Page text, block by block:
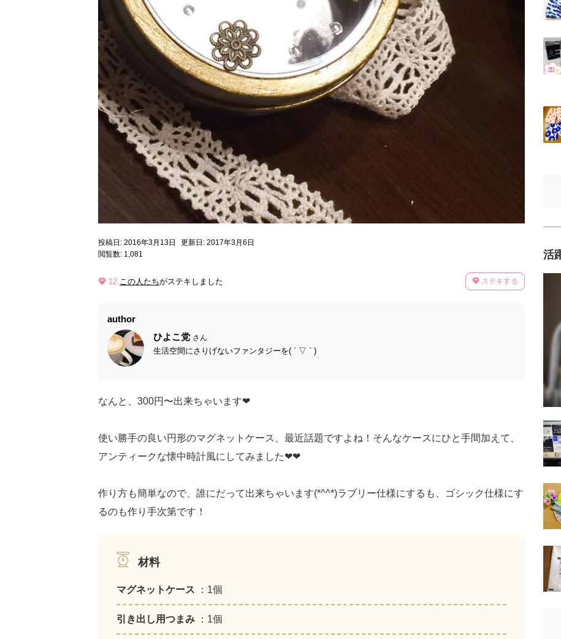
投稿日: 2016年3月13日
更新日: 2017年3月6日
閲覧数: 1,081
12 この人たちがステキしました ステキする
author
ひよこ党 さん
生活空間にさりげないファンタジーを( ´ ▽ ` )
なんと、300円〜出来ちゃいます❤︎
使い勝手の良い円形のマグネットケース、最近話題ですよね！そんなケースにひと手間加えて、
アンティークな懐中時計風にしてみました❤︎❤︎
作り方も簡単なので、誰にだって出来ちゃいます(*^^*)ラブリー仕様にするも、ゴシック仕様にす
るのも作り手次第です！
材料
マグネットケース ：1個
引き出し用つまみ ：1個
活